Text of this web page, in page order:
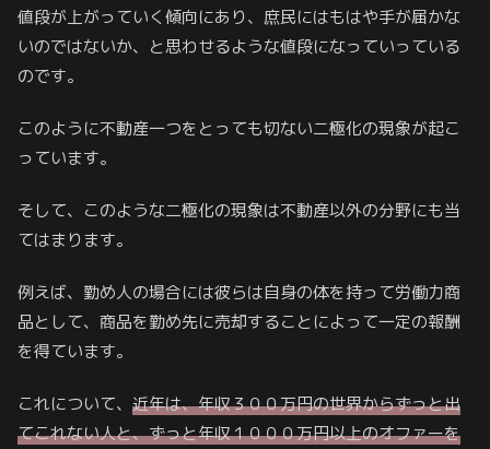
値段が上がっていく傾向にあり、庶民にはもはや手が届かな
いのではないか、と思わせるような値段になっていっている
のです。
このように不動産一つをとっても切ない二極化の現象が起こ
っています。
そして、このような二極化の現象は不動産以外の分野にも当
てはまります。
例えば、勤め人の場合には彼らは自身の体を持って労働力商
品として、商品を勤め先に売却することによって一定の報酬
を得ています。
これについて、 近年は、年収３００万円の世界からずっと出
てこれない人と、ずっと年収１０００万円以上のオファーを